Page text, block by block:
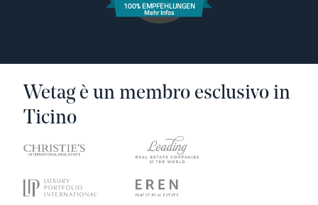
100% EMPFEHLUNGEN
Mehr Infos
Wetag è un membro esclusivo in
Ticino